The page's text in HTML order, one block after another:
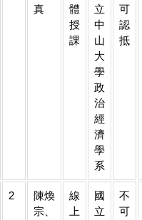
真
體
授
課
立
中
山
大
學
政
治
經
濟
學
系
可
認
抵
2
陳煥
宗、
線
上
國
立
不
可